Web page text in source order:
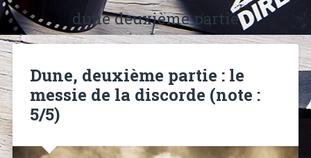
dune deuxième partie
Dune, deuxième partie : le
messie de la discorde (note :
5/5)